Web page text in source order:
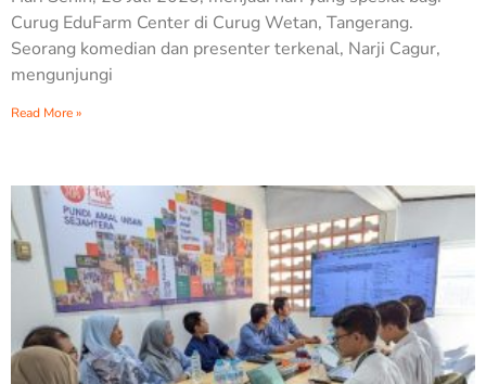
Curug EduFarm Center di Curug Wetan, Tangerang.
Seorang komedian dan presenter terkenal, Narji Cagur,
mengunjungi
Read More »